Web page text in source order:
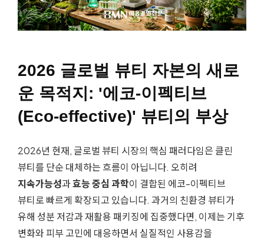
2026 글로벌 뷰티 자본의 새로
운 목적지: '에코-이펙티브
(Eco-effective)' 뷰티의 부상
2026년 현재, 글로벌 뷰티 시장의 핵심 패러다임은 클린
뷰티를 단순 대체하는 흐름이 아닙니다. 오히려
지속가능성과효능 중심 과학이 결합된 에코-이펙티브
뷰티로 빠르게 확장되고 있습니다. 과거의 친환경 뷰티가
유해 성분 저감과 재활용 패키징에 집중했다면, 이제는 기후
변화와 피부 고민에 대응하면서 실질적인 사용감을